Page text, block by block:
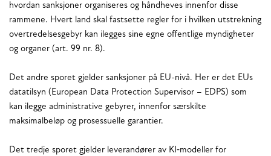
hvordan sanksjoner organiseres og håndheves innenfor disse
rammene. Hvert land skal fastsette regler for i hvilken utstrekning
overtredelsesgebyr kan ilegges sine egne offentlige myndigheter
og organer (art. 99 nr. 8).
Det andre sporet gjelder sanksjoner på EU-nivå. Her er det EUs
datatilsyn (European Data Protection Supervisor – EDPS) som
kan ilegge administrative gebyrer, innenfor særskilte
maksimalbeløp og prosessuelle garantier.
Det tredje sporet gjelder leverandører av KI‑modeller for